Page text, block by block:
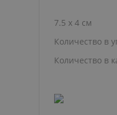
7.5 x 4 см
Количество в
Количество в